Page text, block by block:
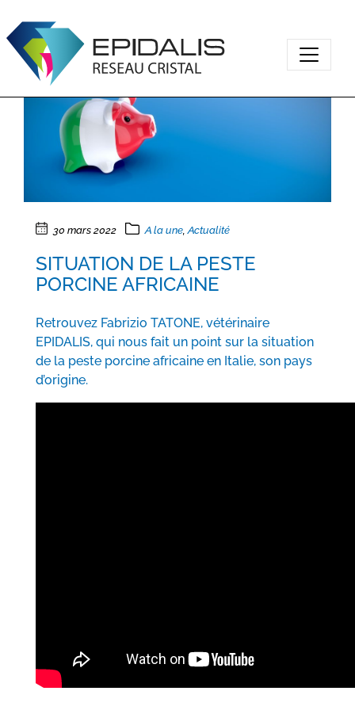
30 mars 2022 A la une Actualité
SITUATION DE LA PESTE
PORCINE AFRICAINE
Retrouvez Fabrizio TATONE, vétérinaire
EPIDALIS, qui nous fait un point sur la situation
de la peste porcine africaine en Italie, son pays
d’origine.